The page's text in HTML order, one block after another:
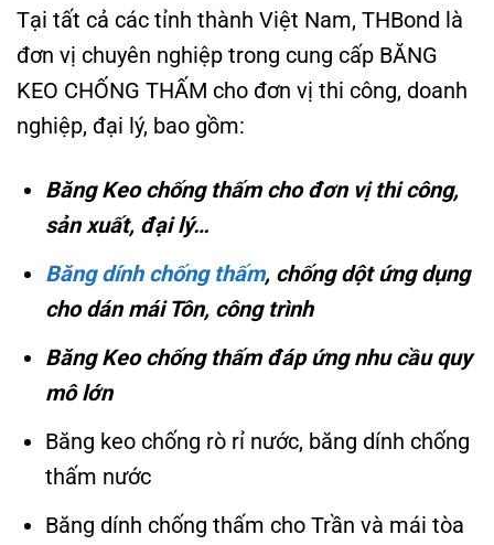
Tại tất cả các tỉnh thành Việt Nam, THBond là
đơn vị chuyên nghiệp trong cung cấp BĂNG
KEO CHỐNG THẤM cho đơn vị thi công, doanh
nghiệp, đại lý, bao gồm:
Băng Keo chống thấm cho đơn vị thi công,
sản xuất, đại lý…
Băng dính chống thấm, chống dột ứng dụng
cho dán mái Tôn, công trình
Băng Keo chống thấm đáp ứng nhu cầu quy
mô lớn
Băng keo chống rò rỉ nước, băng dính chống
thấm nước
Băng dính chống thấm cho Trần và mái tòa